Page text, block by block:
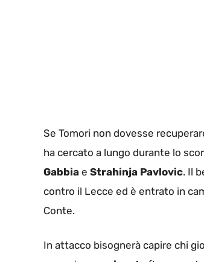
Se Tomori non dovesse
ha cercato a lungo durante lo
Gabbia e Strahinja Pavlovic. Il
contro il Lecce ed è entrato in
Conte.
In attacco bisognerà capire chi